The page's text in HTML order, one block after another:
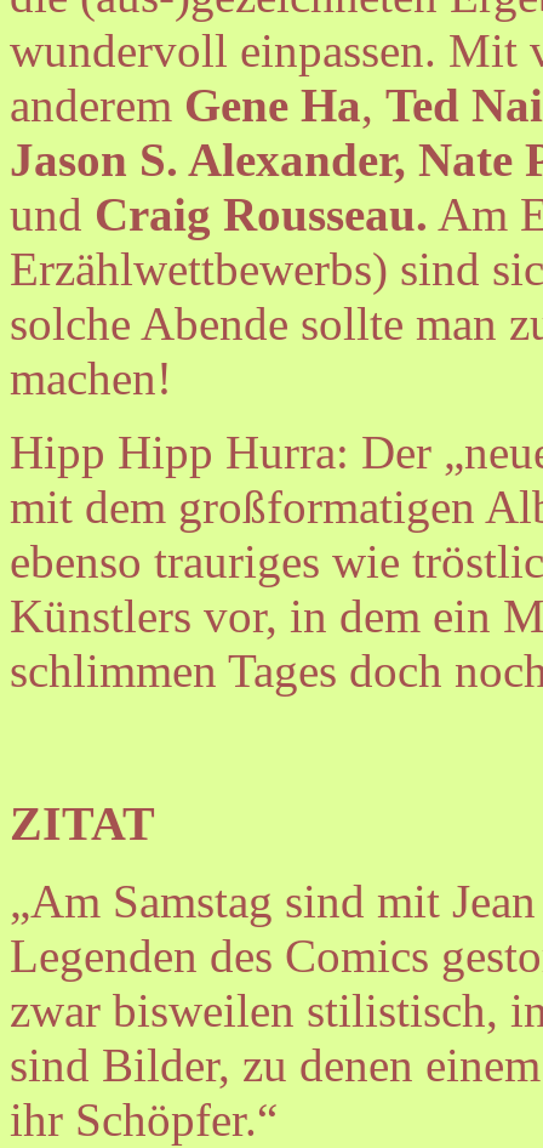
wundervoll einpassen. Mit
anderem Gene Ha, Ted
Jason S. Alexander,
und Craig Rousseau. Am
Erzählwettbewerbs) sind
solche Abende sollte man
machen!
Hipp Hipp Hurra: Der
mit dem großformatigen
ebenso trauriges wie
Künstlers vor, in dem ein
schlimmen Tages doch
ZITAT
„Am Samstag sind mit
Legenden des Comics
zwar bisweilen stilistisch,
sind Bilder, zu denen
ihr Schöpfer.“